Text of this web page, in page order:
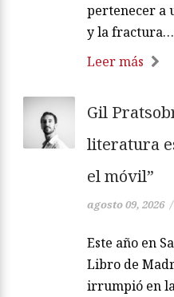
pertenecer a
y la fractura…
Leer más
Gil
literatura
el móvil”
agosto 09, 2026 /
Este año en
Libro de
irrumpió en